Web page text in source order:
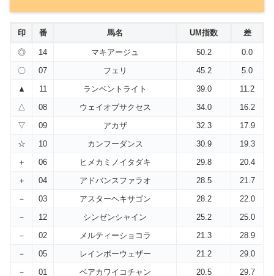
印 番 馬名 UM指数 差
◎ 14 マキアージュ 50.2
0.0
〇
07 フェリ 45.2
5.0
▲
11 ランベントライト 39.0
11.2
△
08 ウェイオブサクセス 34.0
16.2
▽
09 アカザ 32.3
17.9
☆
10 カンフーダンス 30.9
19.3
＋
06 ヒメカミノイタダキ 29.8
20.4
＋
04 アドバンスファラオ 28.5
21.7
－
03 アスターヘキサゴン 28.2
22.0
－
12 シンゼンシャイン 25.2
25.0
－
02 メルティーショコラ 21.3
28.9
－
05 レインボーウェザー 21.2
29.0
－
01 ベアカワイコチャン 20.5 29.7